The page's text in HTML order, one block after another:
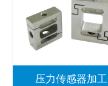
压力传感器加工